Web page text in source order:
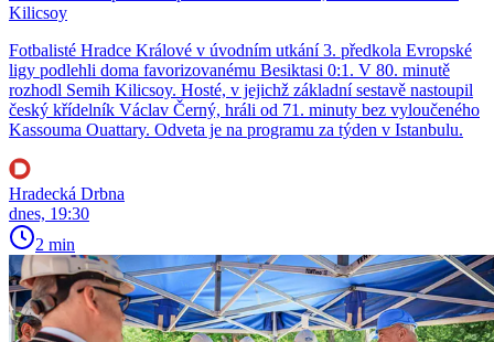
Kilicsoy
Fotbalisté Hradce Králové v úvodním utkání 3. předkola Evropské
ligy podlehli doma favorizovanému Besiktasi 0:1. V 80. minutě
rozhodl Semih Kilicsoy. Hosté, v jejichž základní sestavě nastoupil
český křídelník Václav Černý, hráli od 71. minuty bez vyloučeného
Kassouma Ouattary. Odveta je na programu za týden v Istanbulu.
Hradecká Drbna
dnes, 19:30
2 min